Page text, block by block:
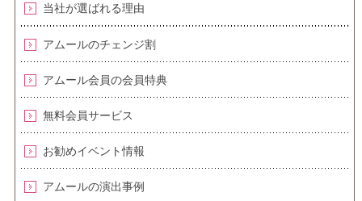
当社が選ばれる理由
アムールのチェンジ割
アムール会員の会員特典
無料会員サービス
お勧めイベント情報
アムールの演出事例